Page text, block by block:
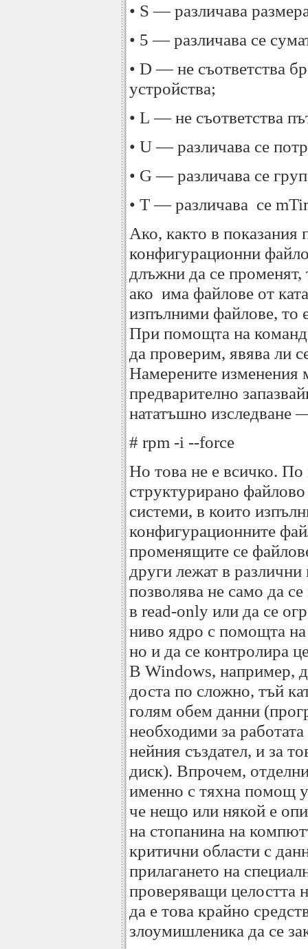
• S — различава
• 5 — различава се
• D — не съответства
устройства;
• L — не съответства
• U — различава се
• G — различава се
• T — различава се
Ако, както в показания
конфигурационни
длъжни да се
ако има файлове от
изпълними файлове, то
При помощта на
да проверим, явява ли
Намерените
предварително
нататъшно изследване
# rpm -i --force
Но това не е всичко. По
структурирано
системи, в които
конфигурационните
променящите се
други лежат в
позволява не само да
в read-only или да се
ниво ядро с помощта
но и да се контролира
В Windows, например,
доста по сложно, тъй
голям обем данни
необходими за
нейния създател, и за
диск). Впрочем,
именно с тяхна помощ
че нещо или някой е
на стопанина на
критични области с
прилагането на
проверяващи целостта
да е това крайно
злоумишленика да се